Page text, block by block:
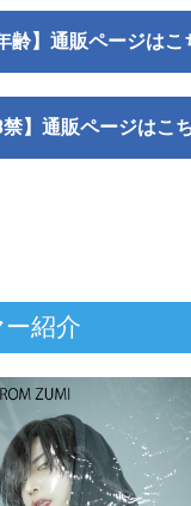
齢】通販ページはこ
禁】通販ページはこ
紹介